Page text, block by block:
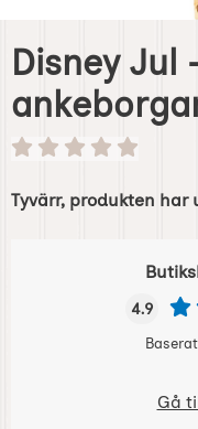
Disney Jul
Tyvärr, produkten
4.9
Gå